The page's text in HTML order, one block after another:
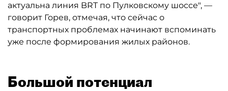
актуальна линия BRT по Пулковскому шоссе", —
говорит Горев, отмечая, что сейчас о
транспортных проблемах начинают вспоминать
уже после формирования жилых районов.
Большой потенциал